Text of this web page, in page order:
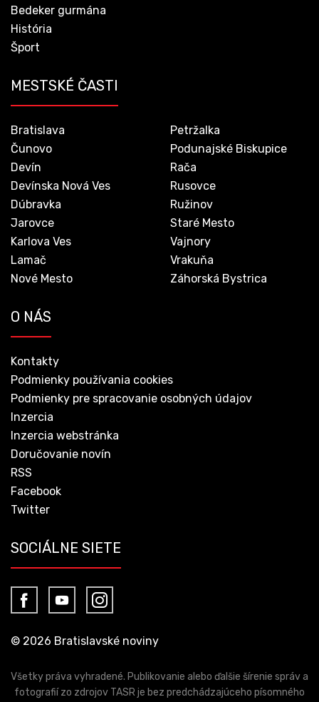
Bedeker gurmána
História
Šport
MESTSKÉ ČASTI
Bratislava
Čunovo
Devín
Devínska Nová Ves
Dúbravka
Jarovce
Karlova Ves
Lamač
Nové Mesto
Petržalka
Podunajské Biskupice
Rača
Rusovce
Ružinov
Staré Mesto
Vajnory
Vrakuňa
Záhorská Bystrica
O NÁS
Kontakty
Podmienky používania cookies
Podmienky pre spracovanie osobných údajov
Inzercia
Inzercia webstránka
Doručovanie novín
RSS
Facebook
Twitter
SOCIÁLNE SIETE
© 2026 Bratislavské noviny
Všetky práva vyhradené. Publikovanie alebo ďalšie šírenie správ a
fotografií zo zdrojov TASR je bez predchádzajúceho písomného